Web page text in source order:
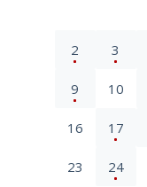
2 3
9 10
16 17
23 24